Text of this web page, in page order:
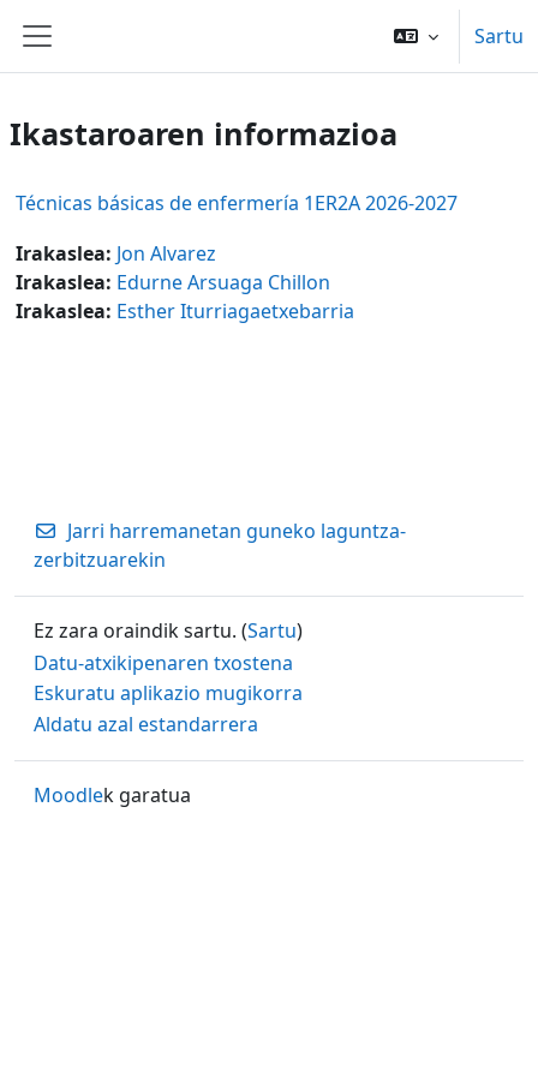
Alboko panela
Sartu
Ikastaroaren informazioa
Técnicas básicas de enfermería 1ER2A 2026-2027
Irakaslea: Jon Alvarez
Irakaslea: Edurne Arsuaga Chillon
Irakaslea: Esther Iturriagaetxebarria
Jarri harremanetan guneko laguntza-
zerbitzuarekin
Ez zara oraindik sartu. (Sartu)
Datu-atxikipenaren txostena
Eskuratu aplikazio mugikorra
Aldatu azal estandarrera
Moodlek garatua